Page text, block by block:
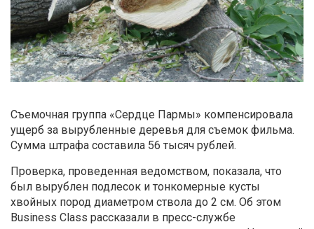
Съемочная группа «Сердце Пармы» компенсировала
ущерб за вырубленные деревья для съемок фильма.
Сумма штрафа составила 56 тысяч рублей.
Проверка, проведенная ведомством, показала, что
был вырублен подлесок и тонкомерные кусты
хвойных пород диаметром ствола до 2 см. Об этом
Business Class рассказали в пресс-службе